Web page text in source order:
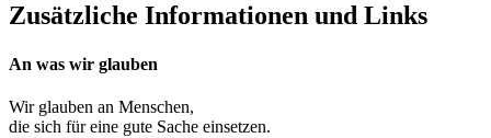
Zusätzliche Informationen und Links
An was wir glauben
Wir glauben an Menschen,
die sich für eine gute Sache einsetzen.